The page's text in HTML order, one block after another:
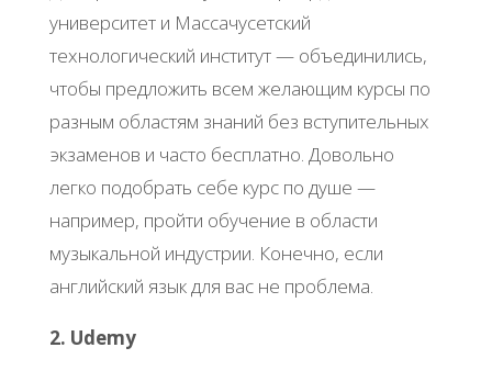
университет и Массачусетский
технологический институт — объединились,
чтобы предложить всем желающим курсы по
разным областям знаний без вступительных
экзаменов и часто бесплатно. Довольно
легко подобрать себе курс по душе —
например, пройти обучение в области
музыкальной индустрии. Конечно, если
английский язык для вас не проблема.
2. Udemy